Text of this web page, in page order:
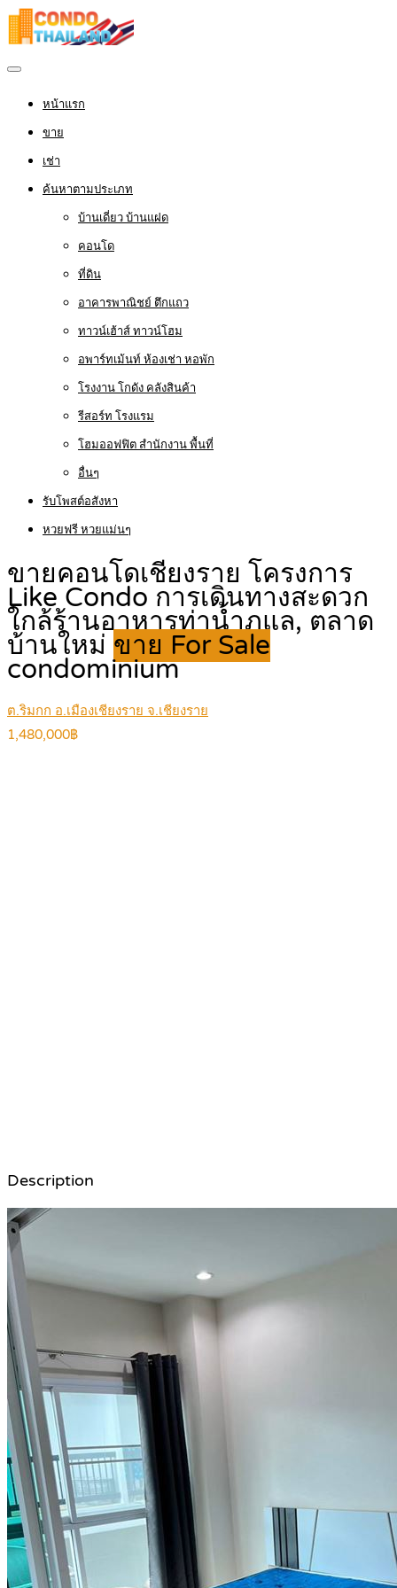
หน้าแรก
ขาย
เช่า
ค้นหาตามประเภท
บ้านเดี่ยว บ้านแฝด
คอนโด
ที่ดิน
อาคารพาณิชย์ ตึกแถว
ทาวน์เฮ้าส์ ทาวน์โฮม
อพาร์ทเม้นท์ ห้องเช่า หอพัก
โรงงาน โกดัง คลังสินค้า
รีสอร์ท โรงแรม
โฮมออฟฟิต สำนักงาน พื้นที่
อื่นๆ
รับโพสต์อสังหา
หวยฟรี หวยแม่นๆ
ขายคอนโดเชียงราย โครงการ
Like Condo การเดินทางสะดวก
ใกล้ร้านอาหารท่าน้ำภูแล, ตลาด
บ้านใหม่ ขาย For Sale
condominium
ต.ริมกก อ.เมืองเชียงราย จ.เชียงราย
1,480,000฿
Description